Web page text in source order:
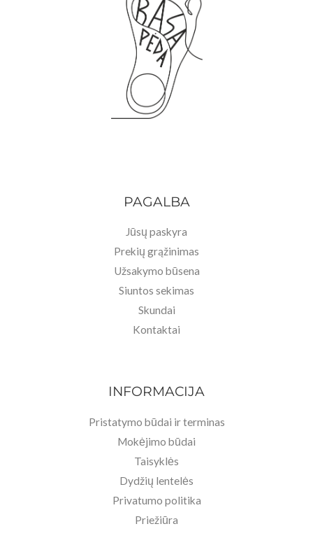
PAGALBA
Jūsų paskyra
Prekių grąžinimas
Užsakymo būsena
Siuntos sekimas
Skundai
Kontaktai
INFORMACIJA
Pristatymo būdai ir terminas
Mokėjimo būdai
Taisyklės
Dydžių lentelės
Privatumo politika
Priežiūra